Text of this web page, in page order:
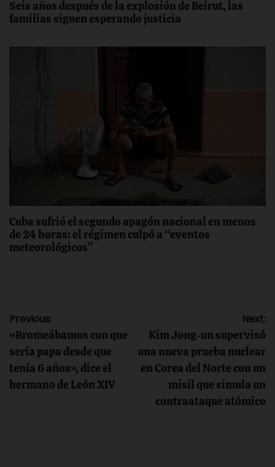
Seis años después de la explosión de Beirut, las
familias siguen esperando justicia
Cuba sufrió el segundo apagón nacional en menos
de 24 horas: el régimen culpó a “eventos
meteorológicos”
Navegación
de
entradas
Previous:
«Bromeábamos con que
sería papa desde que
tenía 6 años», dice el
hermano de León XIV
Next:
Kim Jong-un supervisó
una nueva prueba nuclear
en Corea del Norte con un
misil que simula un
contraataque atómico